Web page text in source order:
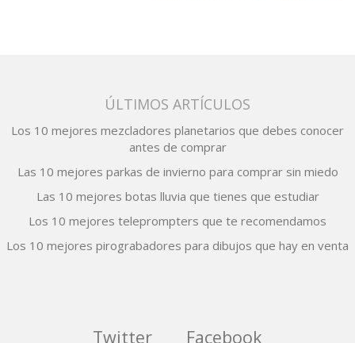
ÚLTIMOS ARTÍCULOS
Los 10 mejores mezcladores planetarios que debes conocer
antes de comprar
Las 10 mejores parkas de invierno para comprar sin miedo
Las 10 mejores botas lluvia que tienes que estudiar
Los 10 mejores teleprompters que te recomendamos
Los 10 mejores pirograbadores para dibujos que hay en venta
Twitter Facebook